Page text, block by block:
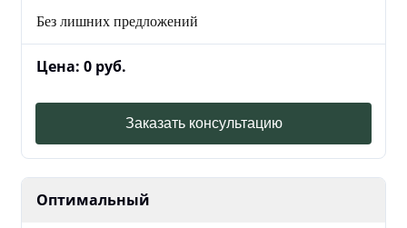
Без лишних предложений
Цена: 0 руб.
Заказать консультацию
Оптимальный